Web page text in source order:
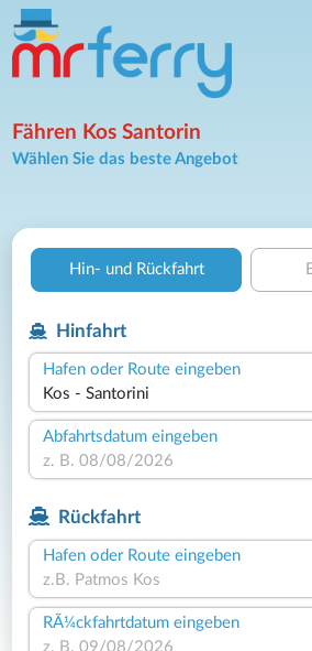
Fähren Kos Santorin
Wählen Sie das beste Angebot
Hin- und Rückfahrt
Hinfahrt
Hafen oder Route eingeben
Abfahrtsdatum eingeben
Rückfahrt
Hafen oder Route eingeben
RÃ¼ckfahrtdatum eingeben